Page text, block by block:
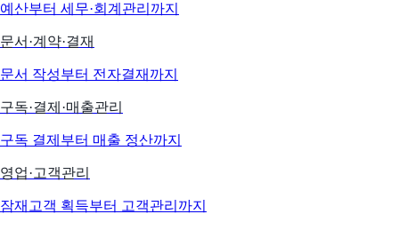
예산부터 세무·회계관리까지
문서·계약·결재
문서 작성부터 전자결재까지
구독·결제·매출관리
구독 결제부터 매출 정산까지
영업·고객관리
잠재고객 획득부터 고객관리까지